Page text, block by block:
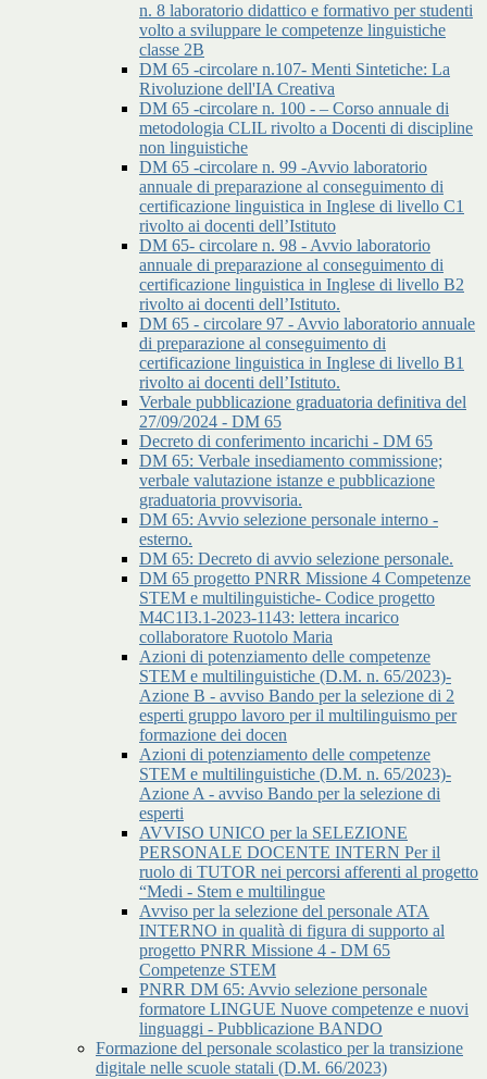
n. 8 laboratorio didattico e formativo per studenti
volto a sviluppare le competenze linguistiche
classe 2B
DM 65 -circolare n.107- Menti Sintetiche: La
Rivoluzione dell'IA Creativa
DM 65 -circolare n. 100 - – Corso annuale di
metodologia CLIL rivolto a Docenti di discipline
non linguistiche
DM 65 -circolare n. 99 -Avvio laboratorio
annuale di preparazione al conseguimento di
certificazione linguistica in Inglese di livello C1
rivolto ai docenti dell’Istituto
DM 65- circolare n. 98 - Avvio laboratorio
annuale di preparazione al conseguimento di
certificazione linguistica in Inglese di livello B2
rivolto ai docenti dell’Istituto.
DM 65 - circolare 97 - Avvio laboratorio annuale
di preparazione al conseguimento di
certificazione linguistica in Inglese di livello B1
rivolto ai docenti dell’Istituto.
Verbale pubblicazione graduatoria definitiva del
27/09/2024 - DM 65
Decreto di conferimento incarichi - DM 65
DM 65: Verbale insediamento commissione;
verbale valutazione istanze e pubblicazione
graduatoria provvisoria.
DM 65: Avvio selezione personale interno -
esterno.
DM 65: Decreto di avvio selezione personale.
DM 65 progetto PNRR Missione 4 Competenze
STEM e multilinguistiche- Codice progetto
M4C1I3.1-2023-1143: lettera incarico
collaboratore Ruotolo Maria
Azioni di potenziamento delle competenze
STEM e multilinguistiche (D.M. n. 65/2023)-
Azione B - avviso Bando per la selezione di 2
esperti gruppo lavoro per il multilinguismo per
formazione dei docen
Azioni di potenziamento delle competenze
STEM e multilinguistiche (D.M. n. 65/2023)-
Azione A - avviso Bando per la selezione di
esperti
AVVISO UNICO per la SELEZIONE
PERSONALE DOCENTE INTERN Per il
ruolo di TUTOR nei percorsi afferenti al progetto
“Medi - Stem e multilingue
Avviso per la selezione del personale ATA
INTERNO in qualità di figura di supporto al
progetto PNRR Missione 4 - DM 65
Competenze STEM
PNRR DM 65: Avvio selezione personale
formatore LINGUE Nuove competenze e nuovi
linguaggi - Pubblicazione BANDO
Formazione del personale scolastico per la transizione
digitale nelle scuole statali (D.M. 66/2023)